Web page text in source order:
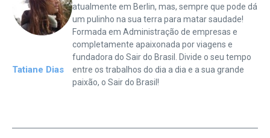
Tatiane Dias
atualmente em Berlin, mas, sempre que pode dá
um pulinho na sua terra para matar saudade!
Formada em Administração de empresas e
completamente apaixonada por viagens e
fundadora do Sair do Brasil. Divide o seu tempo
entre os trabalhos do dia a dia e a sua grande
paixão, o Sair do Brasil!